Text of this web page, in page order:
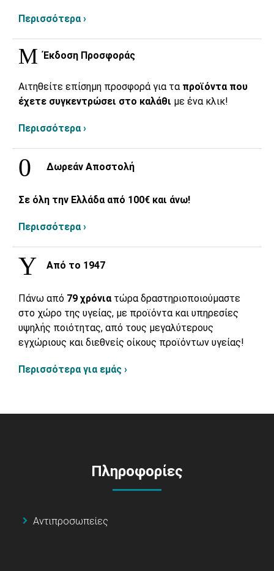
Περισσότερα ›
Έκδοση Προσφοράς
Αιτηθείτε επίσημη προσφορά για τα προϊόντα που
έχετε συγκεντρώσει στο καλάθι με ένα κλικ!
Περισσότερα ›
Δωρεάν Αποστολή
Σε όλη την Ελλάδα από 100€ και άνω!
Περισσότερα ›
Από το 1947
Πάνω από 79 χρόνια τώρα δραστηριοποιούμαστε
στο χώρο της υγείας, με προϊόντα και υπηρεσίες
υψηλής ποιότητας, από τους μεγαλύτερους
εγχώριους και διεθνείς οίκους προϊόντων υγείας!
Περισσότερα για εμάς ›
Πληροφορίες
Αντιπροσωπείες